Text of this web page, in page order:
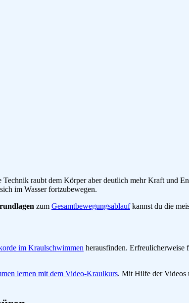
Technik raubt dem Körper aber deutlich mehr Kraft und
im Wasser fortzubewegen.
zum Gesamtbewegungsablaufkannst du die
im Kraulschwimmen herausfinden. Erfreulicherweise
lernen mit dem Video-Kraulkurs. Mit Hilfe der Videos